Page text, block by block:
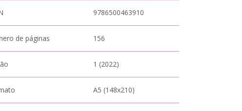
9786500463910
de páginas 156
1 (2022)
A5 (148x210)